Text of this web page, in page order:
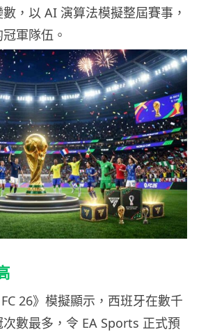
，以 AI 演算法模擬整屆賽事，
軍隊伍。
26》模擬顯示，西班牙在數千
數最多，令 EA Sports 正式預